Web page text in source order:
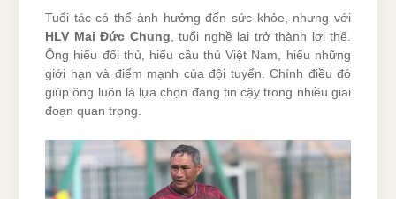
Tuổi tác có thể ảnh hưởng đến sức khỏe, nhưng với
HLV Mai Đức Chung , tuổi nghề lại trở thành lợi thế.
Ông hiểu đối thủ, hiểu cầu thủ Việt Nam, hiểu những
giới hạn và điểm mạnh của đội tuyển. Chính điều đó
giúp ông luôn là lựa chọn đáng tin cậy trong nhiều giai
đoạn quan trọng.